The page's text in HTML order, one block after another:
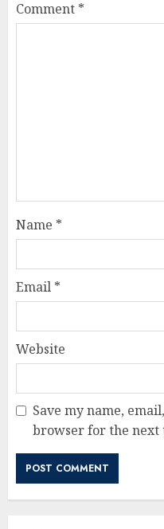
Comment *
Name *
Email *
Website
Save my name,
browser for the next